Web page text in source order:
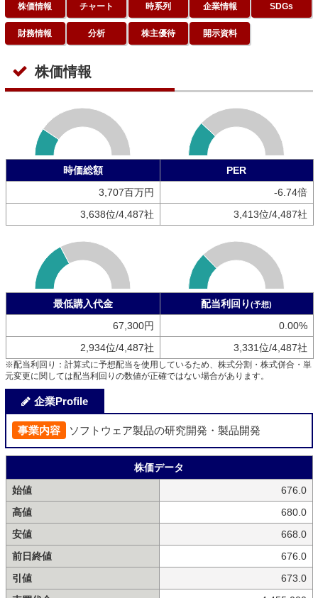
株価情報 チャート 時系列 企業情報 SDGs
財務情報 分析 株主優待 開示資料
株価情報
時価総額
PER
3,707百万円
-6.74倍
3,638位/4,487社
3,413位/4,487社
最低購入代金 配当利回り (予想)
67,300円
0.00%
2,934位/4,487社
3,331位/4,487社
※配当利回り：計算式に予想配当を使用しているため、株式分割・株式併合・単
元変更に関しては配当利回りの数値が正確ではない場合があります。
企業Profile
事業内容 ソフトウェア製品の研究開発・製品開発
株価データ
始値
676.0
高値
680.0
安値
668.0
前日終値
676.0
引値
673.0